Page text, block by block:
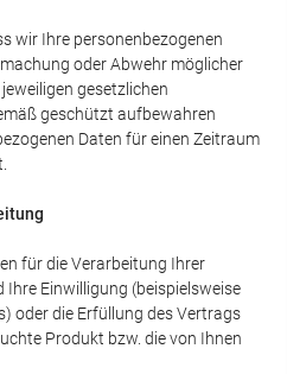
wir Ihre personenbezogenen
oder Abwehr möglicher
gesetzlichen
geschützt aufbewahren
Daten für einen Zeitraum
für die Verarbeitung Ihrer
Ihre Einwilligung (beispielsweise
oder die Erfüllung des Vertrags
Produkt bzw. die von Ihnen